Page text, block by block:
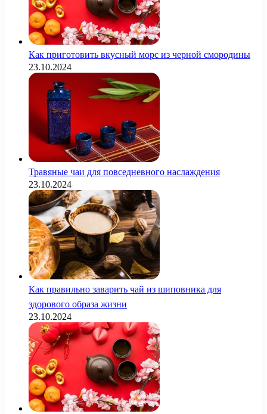
Как приготовить вкусный морс из черной смородины
23.10.2024
Травяные чаи для повседневного наслаждения
23.10.2024
Как правильно заварить чай из шиповника для
здорового образа жизни
23.10.2024